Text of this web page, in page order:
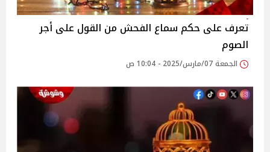
تعرف على حكم سماع الفحش من القول على أجر
الصوم
الجمعة 07/مارس/2025 - 10:04 ص